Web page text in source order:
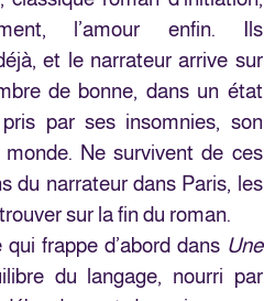
l’amour enfin. Ils
et le narrateur arrive sur
de bonne, dans un état
par ses insomnies, son
Ne survivent de ces
du narrateur dans Paris, les
sur la fin du roman.
frappe d’abord dans Une
du langage, nourri par